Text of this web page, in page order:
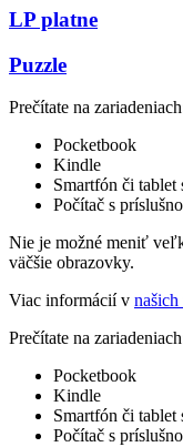
LP platne
Puzzle
Prečítate na
Pocketbook
Kindle
Smartfón či tablet
Počítač s
Nie je možné meniť
väčšie obrazovky.
Viac informácií v našich
Prečítate na
Pocketbook
Kindle
Smartfón či tablet
Počítač s